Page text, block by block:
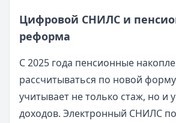
Цифровой СНИЛС и
реформа
С 2025 года пенсионные
рассчитываться по новой
учитывает не только стаж, но и
доходов. Электронный СНИЛС